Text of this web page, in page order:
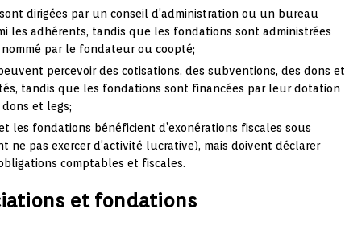
dirigées par un conseil d’administration ou un bureau
les adhérents, tandis que les fondations sont administrées
par le fondateur ou coopté;
percevoir des cotisations, des subventions, des dons et
tandis que les fondations sont financées par leur dotation
et legs;
les fondations bénéficient d’exonérations fiscales sous
ne pas exercer d’activité lucrative), mais doivent déclarer
comptables et fiscales.
et fondations